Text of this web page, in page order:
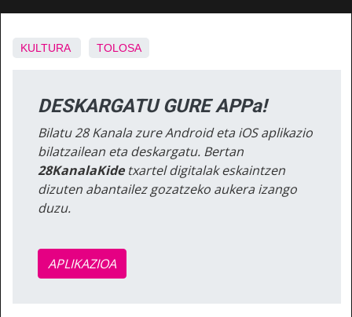
KULTURA TOLOSA
DESKARGATU GURE APPa!
Bilatu 28 Kanala zure Android eta iOS aplikazio
bilatzailean eta deskargatu. Bertan
28KanalaKidetxartel digitalak eskaintzen
dizuten abantailez gozatzeko aukera izango
duzu.
APLIKAZIOA